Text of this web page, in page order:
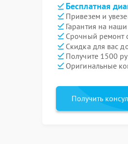
Бесплатная
Привезем и
Гарантия на
Срочный ремонт
Скидка для вас
Получите 1500
Оригинальные
Получить